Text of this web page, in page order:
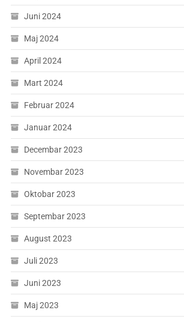
Juni 2024
Maj 2024
April 2024
Mart 2024
Februar 2024
Januar 2024
Decembar 2023
Novembar 2023
Oktobar 2023
Septembar 2023
August 2023
Juli 2023
Juni 2023
Maj 2023